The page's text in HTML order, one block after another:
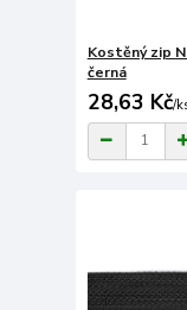
Kostěný zip
černá
28,63 Kč/